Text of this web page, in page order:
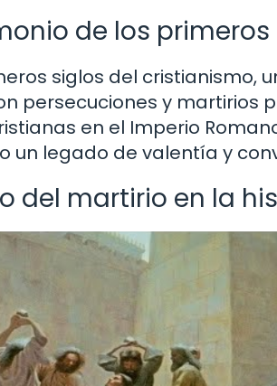
de los
siglos del cristianismo,
persecuciones y martirios
en el Imperio
un legado de valentía y
del martirio en la